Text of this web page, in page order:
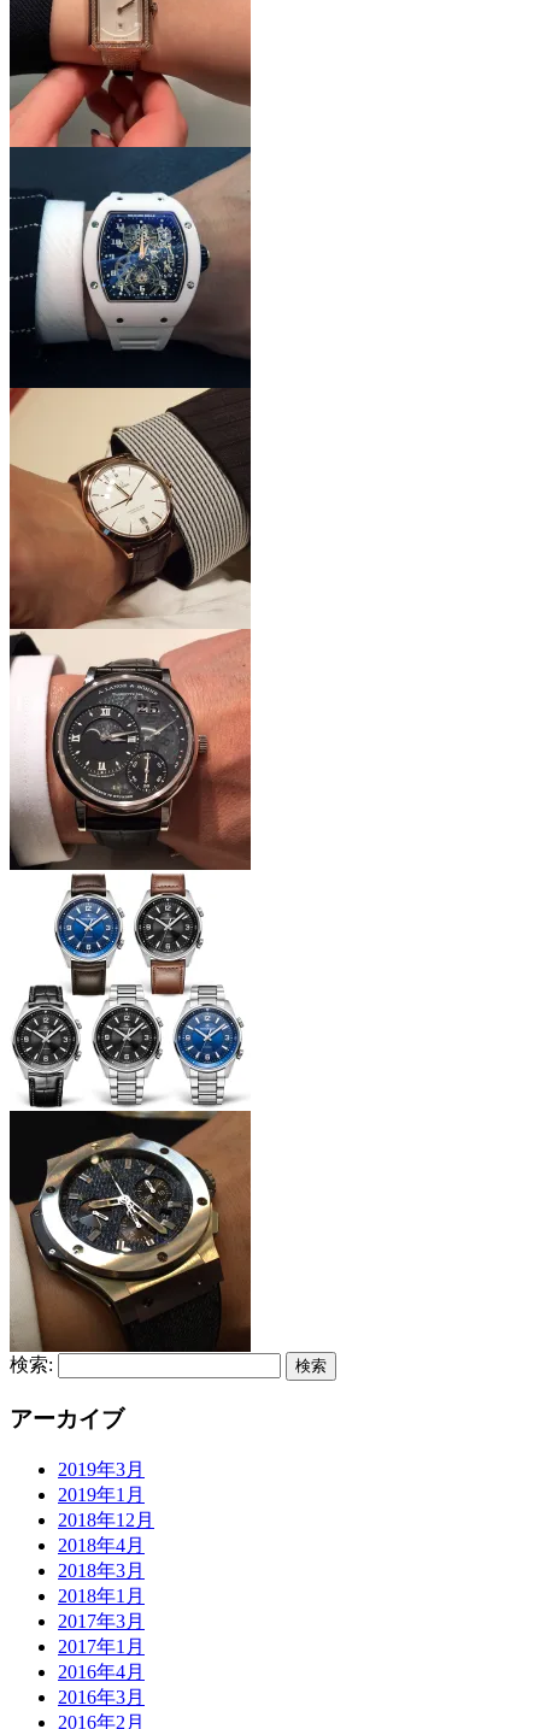
検索:
アーカイブ
2019年3月
2019年1月
2018年12月
2018年4月
2018年3月
2018年1月
2017年3月
2017年1月
2016年4月
2016年3月
2016年2月